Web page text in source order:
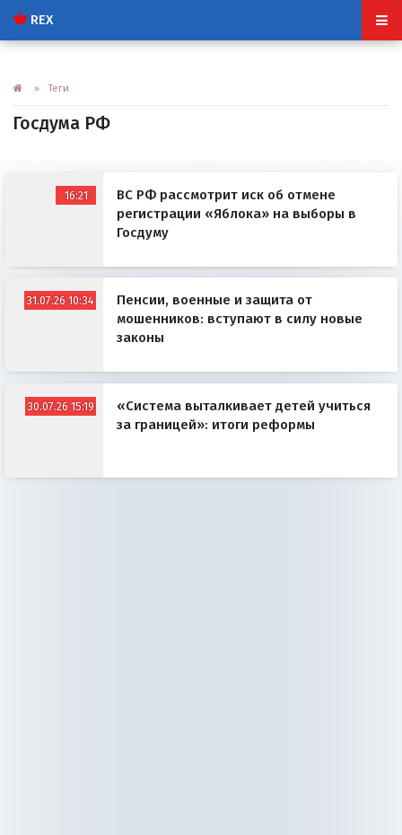
REX
» Теги
Госдума РФ
16:21
ВС РФ рассмотрит иск об отмене
регистрации «Яблока» на выборы в
Госдуму
31.07.26 10:34
Пенсии, военные и защита от
мошенников: вступают в силу новые
законы
30.07.26 15:19
«Система выталкивает детей учиться
за границей»: итоги реформы